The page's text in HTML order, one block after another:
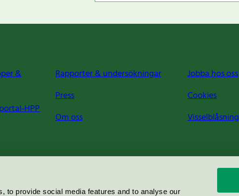
to provide social media features and to analyse our
&
HPP
Rapporter & undersökningar
Press
Om oss
Jobba hos oss
Cookies
Visselblåsning